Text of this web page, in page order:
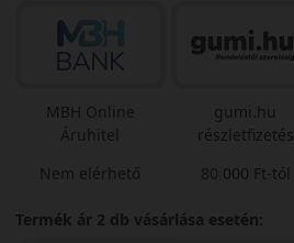
MBH Online
Áruhitel
Nem elérhető
gumi.hu
részletfizetés
80 000 Ft-tól
Termék ár 2 db vásárlása esetén: